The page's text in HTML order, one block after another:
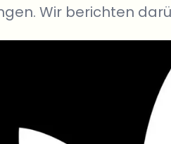
Wir berichten